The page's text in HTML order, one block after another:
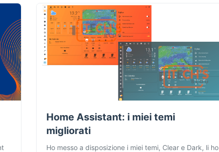
Home Assistant: i miei temi
migliorati
Ho messo a disposizione i miei temi, Clear e Dark, li ho